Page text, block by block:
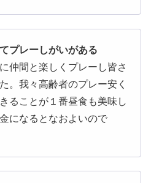
プレーしがいがある
仲間と楽しくプレーし皆さ
。我々高齢者のプレー安く
ることが１番昼食も美味し
になるとなおよいので